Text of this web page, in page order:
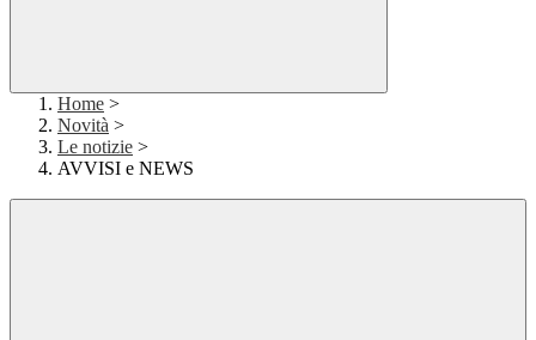
Home >
Novità >
Le notizie >
AVVISI e NEWS